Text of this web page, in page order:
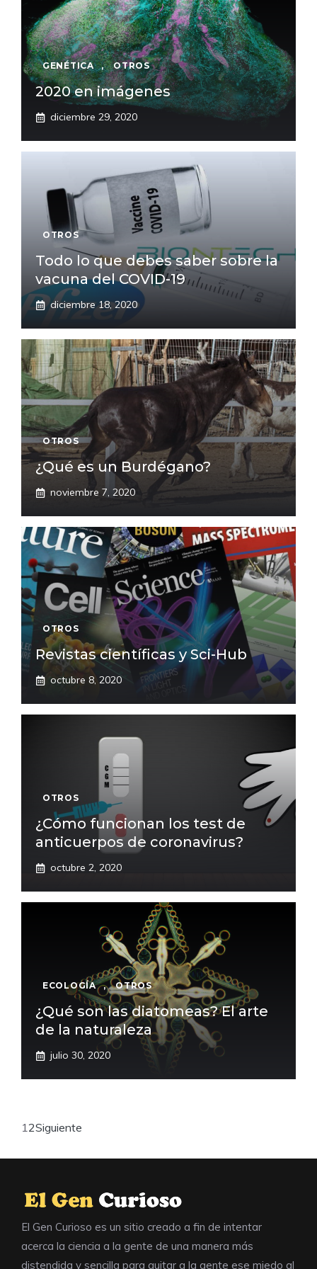
GENÉTICA , OTROS
2020 en imágenes
diciembre 29, 2020
OTROS
Todo lo que debes saber sobre la
vacuna del COVID-19
diciembre 18, 2020
OTROS
¿Qué es un Burdégano?
noviembre 7, 2020
OTROS
Revistas científicas y Sci-Hub
octubre 8, 2020
OTROS
¿Cómo funcionan los test de
anticuerpos de coronavirus?
octubre 2, 2020
ECOLOGÍA , OTROS
¿Qué son las diatomeas? El arte
de la naturaleza
julio 30, 2020
12Siguiente
El Gen Curioso es un sitio creado a fin de intentar
acerca la ciencia a la gente de una manera más
distendida y sencilla para quitar a la gente ese miedo al